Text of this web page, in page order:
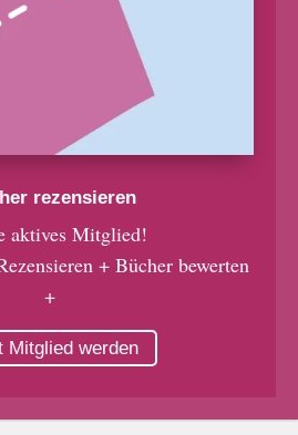
rezensieren
aktives Mitglied!
+ Bücher bewerten
+
Mitglied werden